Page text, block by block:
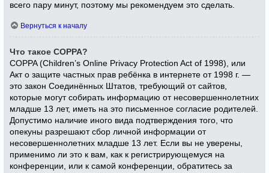
всего пару минут, поэтому мы рекомендуем это сделать.
Вернуться к началу
Что такое COPPA?
COPPA (Children’s Online Privacy Protection Act of 1998), или
Акт о защите частных прав ребёнка в интернете от 1998 г. —
это закон Соединённых Штатов, требующий от сайтов,
которые могут собирать информацию от несовершеннолетних
младше 13 лет, иметь на это письменное согласие родителей.
Допустимо наличие иного вида подтверждения того, что
опекуны разрешают сбор личной информации от
несовершеннолетних младше 13 лет. Если вы не уверены,
применимо ли это к вам, как к регистрирующемуся на
конференции, или к самой конференции, обратитесь за